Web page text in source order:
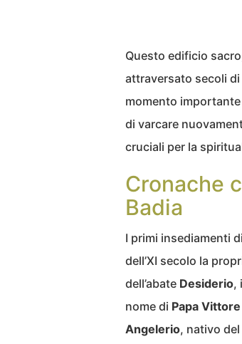
Questo edificio
attraversato secoli
momento importante
di varcare
cruciali per la
Cronache
Badia
I primi insediamenti
dell’XI secolo la
dell’abate Desiderio,
nome di Papa
Angelerio, nativo del